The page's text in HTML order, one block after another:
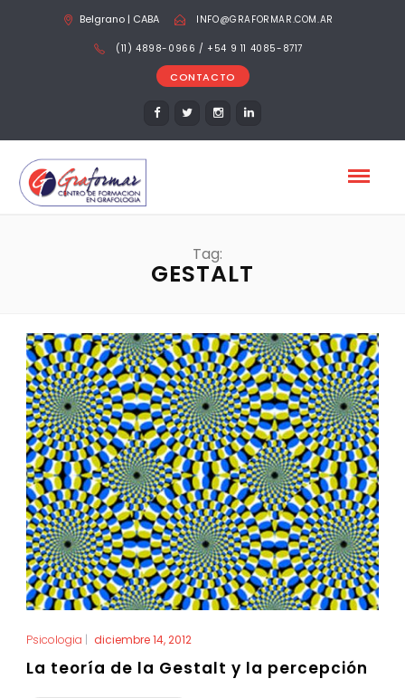
Belgrano | CABA INFO@GRAFORMAR.COM.AR
(11) 4898-0966 / +54 9 11 4085-8717
CONTACTO
Tag:
GESTALT
Psicologia diciembre 14, 2012
La teoría de la Gestalt y la percepción